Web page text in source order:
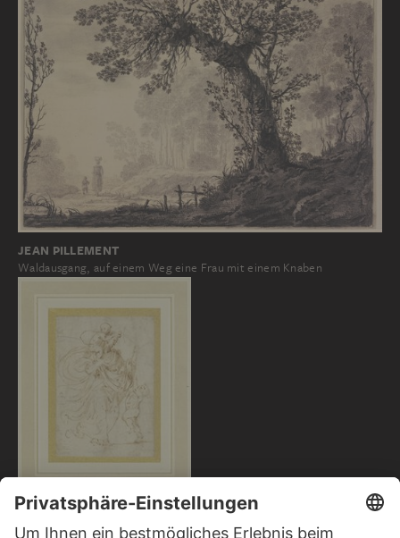
JEAN PILLEMENT
Waldausgang, auf einem Weg eine Frau mit einem Knaben
DELLA PORTA BARTOLOMEO
Weibliche Figur (Caritas?,